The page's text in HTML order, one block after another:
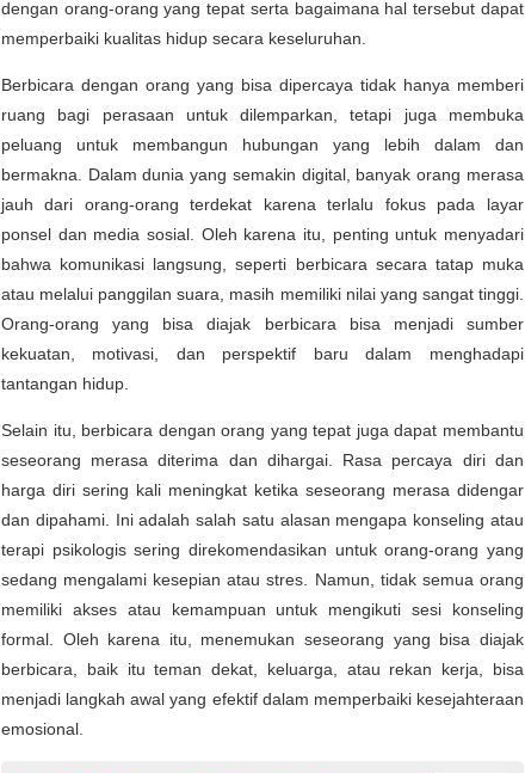
dengan orang-orang yang tepat serta bagaimana hal tersebut dapat
memperbaiki kualitas hidup secara keseluruhan.
Berbicara dengan orang yang bisa dipercaya tidak hanya memberi
ruang bagi perasaan untuk dilemparkan, tetapi juga membuka
peluang untuk membangun hubungan yang lebih dalam dan
bermakna. Dalam dunia yang semakin digital, banyak orang merasa
jauh dari orang-orang terdekat karena terlalu fokus pada layar
ponsel dan media sosial. Oleh karena itu, penting untuk menyadari
bahwa komunikasi langsung, seperti berbicara secara tatap muka
atau melalui panggilan suara, masih memiliki nilai yang sangat tinggi.
Orang-orang yang bisa diajak berbicara bisa menjadi sumber
kekuatan, motivasi, dan perspektif baru dalam menghadapi
tantangan hidup.
Selain itu, berbicara dengan orang yang tepat juga dapat membantu
seseorang merasa diterima dan dihargai. Rasa percaya diri dan
harga diri sering kali meningkat ketika seseorang merasa didengar
dan dipahami. Ini adalah salah satu alasan mengapa konseling atau
terapi psikologis sering direkomendasikan untuk orang-orang yang
sedang mengalami kesepian atau stres. Namun, tidak semua orang
memiliki akses atau kemampuan untuk mengikuti sesi konseling
formal. Oleh karena itu, menemukan seseorang yang bisa diajak
berbicara, baik itu teman dekat, keluarga, atau rekan kerja, bisa
menjadi langkah awal yang efektif dalam memperbaiki kesejahteraan
emosional.